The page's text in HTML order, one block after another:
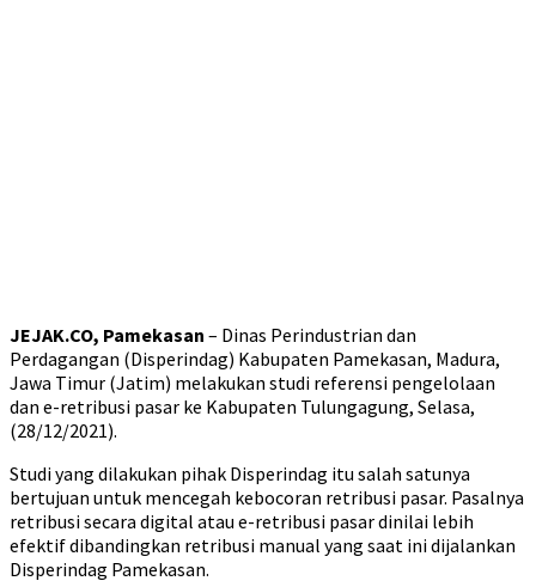
JEJAK.CO, Pamekasan – Dinas Perindustrian dan
Perdagangan (Disperindag) Kabupaten Pamekasan, Madura,
Jawa Timur (Jatim) melakukan studi referensi pengelolaan
dan e-retribusi pasar ke Kabupaten Tulungagung, Selasa,
(28/12/2021).
Studi yang dilakukan pihak Disperindag itu salah satunya
bertujuan untuk mencegah kebocoran retribusi pasar. Pasalnya
retribusi secara digital atau e-retribusi pasar dinilai lebih
efektif dibandingkan retribusi manual yang saat ini dijalankan
Disperindag Pamekasan.